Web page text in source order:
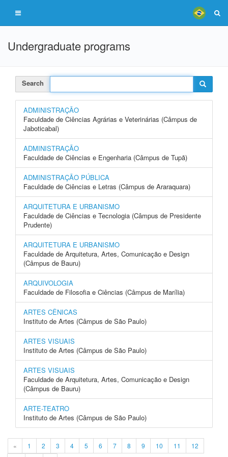
Undergraduate programs
Search
ADMINISTRAÇÃO
Faculdade de Ciências Agrárias e Veterinárias (Câmpus de
Jaboticabal)
ADMINISTRAÇÃO
Faculdade de Ciências e Engenharia (Câmpus de Tupã)
ADMINISTRAÇÃO PÚBLICA
Faculdade de Ciências e Letras (Câmpus de Araraquara)
ARQUITETURA E URBANISMO
Faculdade de Ciências e Tecnologia (Câmpus de Presidente
Prudente)
ARQUITETURA E URBANISMO
Faculdade de Arquitetura, Artes, Comunicação e Design
(Câmpus de Bauru)
ARQUIVOLOGIA
Faculdade de Filosofia e Ciências (Câmpus de Marília)
ARTES CÊNICAS
Instituto de Artes (Câmpus de São Paulo)
ARTES VISUAIS
Instituto de Artes (Câmpus de São Paulo)
ARTES VISUAIS
Faculdade de Arquitetura, Artes, Comunicação e Design
(Câmpus de Bauru)
ARTE-TEATRO
Instituto de Artes (Câmpus de São Paulo)
« 1 2 3 4 5 6 7 8 9 10 11
12